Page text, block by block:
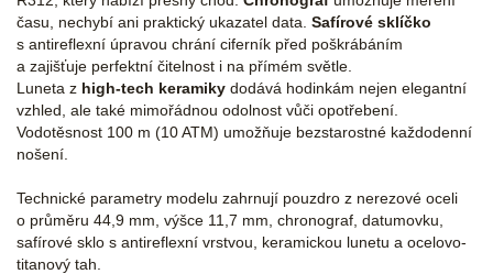
času, nechybí ani praktický ukazatel data. Safírové sklíčko
s antireflexní úpravou chrání ciferník před poškrábáním
a zajišťuje perfektní čitelnost i na přímém světle.
Luneta z high-tech keramiky dodává hodinkám nejen elegantní
vzhled, ale také mimořádnou odolnost vůči opotřebení.
Vodotěsnost 100 m (10 ATM) umožňuje bezstarostné každodenní
nošení.
Technické parametry modelu zahrnují pouzdro z nerezové oceli
o průměru 44,9 mm, výšce 11,7 mm, chronograf, datumovku,
safírové sklo s antireflexní vrstvou, keramickou lunetu a ocelovo-
titanový tah.